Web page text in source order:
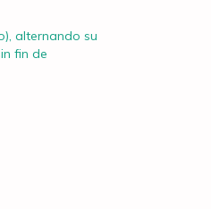
alternando su
fin de